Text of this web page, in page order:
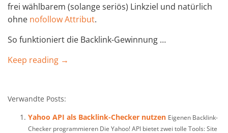
frei wählbarem (solange seriös) Linkziel und natürlich
ohne nofollow Attribut.
So funktioniert die Backlink-Gewinnung …
Keep reading →
Verwandte Posts:
Yahoo API als Backlink-Checker nutzen Eigenen Backlink-
Checker programmieren Die Yahoo! API bietet zwei tolle Tools: Site